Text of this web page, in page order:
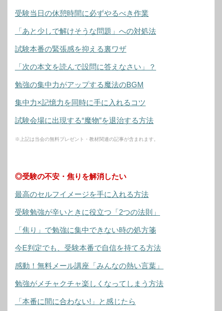
受験当日の休憩時間に必ずやるべき作業
「あと少しで解けそうな問題」への対処法
試験本番の緊張感を抑える裏ワザ
「次の本文を読んで設問に答えなさい」？
勉強の集中力がアップする魔法のBGM
集中力×記憶力を同時に手に入れるコツ
試験会場に出現する“魔物”を退治する方法
※上記は当会の無料プレゼント・教材関連の記事が含まれます。
◎受験の不安・焦りを解消したい
最高のセルフイメージを手に入れる方法
受験勉強が辛いときに役立つ「2つの法則」
「焦り」で勉強に集中できない時の処方箋
今E判定でも、受験本番で自信を持てる方法
感動！無料メール講座「みんなの熱い言葉」
勉強がメチャクチャ楽しくなってしまう方法
「本番に間に合わない!」と感じたら